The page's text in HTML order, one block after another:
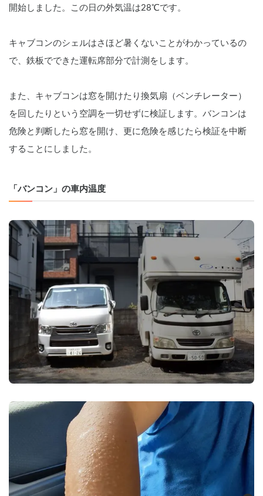
開始しました。この日の外気温は28℃です。
キャブコンのシェルはさほど暑くないことがわかっているの
で、鉄板でできた運転席部分で計測をします。
また、キャブコンは窓を開けたり換気扇（ベンチレーター）
を回したりという空調を一切せずに検証します。バンコンは
危険と判断したら窓を開け、更に危険を感じたら検証を中断
することにしました。
「バンコン」の車内温度